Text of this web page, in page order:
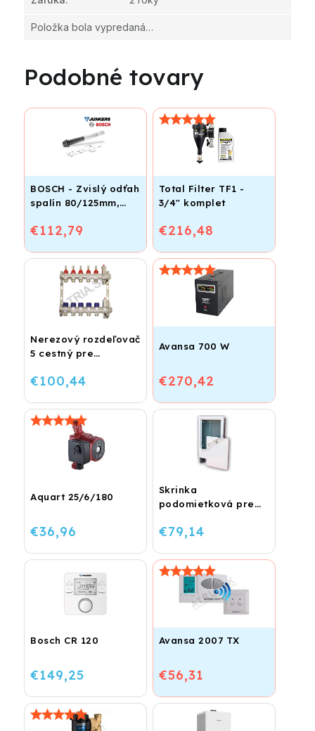
Položka bola vypredaná…
Podobné tovary
BOSCH - Zvislý odťah
spalín 80/125mm,
farba
€112,79
Total Filter TF1 -
3/4" komplet
€216,48
Nerezový rozdeľovač
5 cestný pre
vykurovanie
€100,44
Avansa 700 W
€270,42
Aquart 25/6/180
€36,96
Skrinka
podomietková pre
560
€79,14
Bosch CR 120
€149,25
Avansa 2007 TX
€56,31